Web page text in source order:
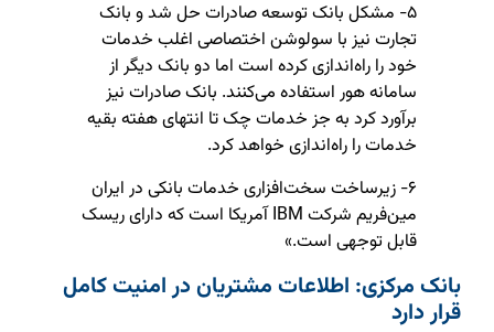
۵- مشکل بانک توسعه صادرات حل شد و بانک
تجارت نیز با سولوشن اختصاصی اغلب خدمات
خود را راه‌اندازی کرده است اما دو بانک دیگر از
سامانه هور استفاده می‌کنند. بانک صادرات نیز
برآورد کرد به جز خدمات چک تا انتهای هفته بقیه
خدمات را راه‌اندازی خواهد کرد.
۶- زیرساخت سخت‌افزاری خدمات بانکی در ایران
مین‌فریم شرکت IBM آمریکا است که دارای ریسک
قابل توجهی است.»
بانک مرکزی: اطلاعات مشتریان در امنیت کامل
قرار دارد